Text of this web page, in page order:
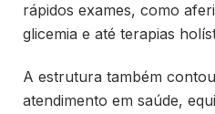
rápidos exames, como
glicemia e até terapias
A estrutura também
atendimento em saúde,